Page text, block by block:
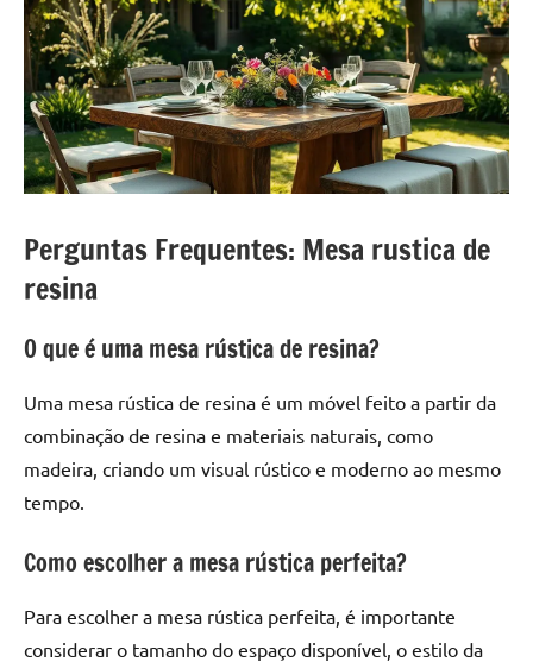
Perguntas Frequentes: Mesa rustica de
resina
O que é uma mesa rústica de resina?
Uma mesa rústica de resina é um móvel feito a partir da
combinação de resina e materiais naturais, como
madeira, criando um visual rústico e moderno ao mesmo
tempo.
Como escolher a mesa rústica perfeita?
Para escolher a mesa rústica perfeita, é importante
considerar o tamanho do espaço disponível, o estilo da